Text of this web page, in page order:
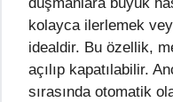
kolayca ilerlemek
idealdir. Bu özellik,
açılıp kapatılabilir.
sırasında otomatik